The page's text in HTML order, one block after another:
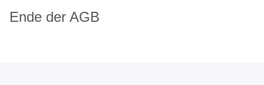
Ende der AGB